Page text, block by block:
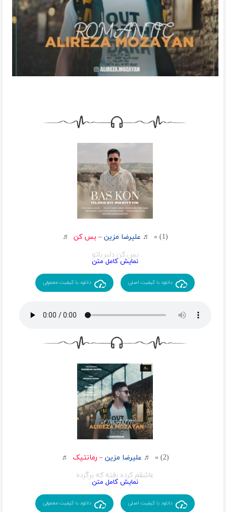
(1) » ♬ علیرضا مزین – بس کن
♬
بس کن دلبریاتو
مغزم رد می ده با تو
من چه خطایی کردم
که فک می کردی سردم
حسم می پره با تو
حفظم این حرکاتو
خندیدنت از ته دل تموم زندگیم بود
پرسه نزن
دور و برم
محاله با تو بپرم
بس کن دلبریاتو
حفظم این حرکاتو
مغزم رد میده با تو
همه چیمو پای تو دادم
منو قلب صاف و ساده ام
یهو از چشمت افتادم حالا
آخر راهم
دانلود با کیفیت اصلی دانلود با کیفیت معمولی
(2) » ♬ علیرضا مزین – رمانتیک
♬
عاشقم کرده رفته که برگرده
دلمو برده هوایی کرده
شب و روزامو تمومه دنیامو
دانلود با کیفیت اصلی دانلود با کیفیت معمولی